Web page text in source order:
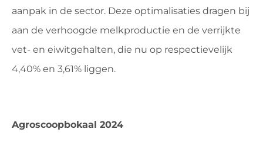
aanpak in de sector. Deze optimalisaties dragen bij
aan de verhoogde melkproductie en de verrijkte
vet- en eiwitgehalten, die nu op respectievelijk
4,40% en 3,61% liggen.
Agroscoopbokaal 2024